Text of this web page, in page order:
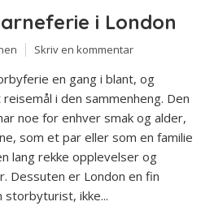
i London
Skriv en kommentar
en gang i blant, og
i den sammenheng. Den
noe for enhver smak og alder,
som et par eller som en familie
lang rekke opplevelser og
Dessuten er London en fin
ikke...